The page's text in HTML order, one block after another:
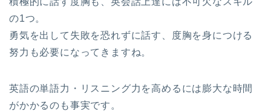
の1つ。
勇気を出して失敗を恐れずに話す、度胸を身につける
努力も必要になってきますね。
英語の単語力・リスニング力を高めるには膨大な時間
がかかるのも事実です。